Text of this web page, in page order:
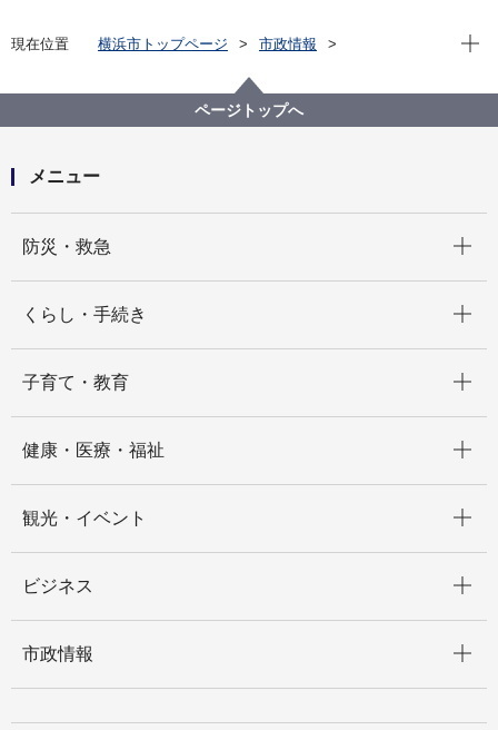
現在位置 横浜市トップページ
市政情報
横浜市職員採用案内ホームページ
試験問題例・過去の出題
試験問題例・過去の出題（大学卒程度等採用試験）
現在
ページトップへ
メニュー
防災・救急
くらし・手続き
子育て・教育
健康・医療・福祉
観光・イベント
ビジネス
市政情報